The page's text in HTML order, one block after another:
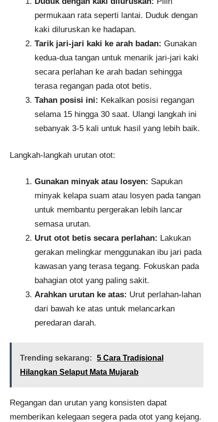
permukaan rata seperti lantai. Duduk dengan
kaki diluruskan ke hadapan.
Tarik jari-jari kaki ke arah badan: Gunakan
kedua-dua tangan untuk menarik jari-jari kaki
secara perlahan ke arah badan sehingga
terasa regangan pada otot betis.
Tahan posisi ini: Kekalkan posisi regangan
selama 15 hingga 30 saat. Ulangi langkah ini
sebanyak 3-5 kali untuk hasil yang lebih baik.
Langkah-langkah urutan otot:
Gunakan minyak atau losyen: Sapukan
minyak kelapa suam atau losyen pada tangan
untuk membantu pergerakan lebih lancar
semasa urutan.
Urut otot betis secara perlahan: Lakukan
gerakan melingkar menggunakan ibu jari pada
kawasan yang terasa tegang. Fokuskan pada
bahagian otot yang paling sakit.
Arahkan urutan ke atas: Urut perlahan-lahan
dari bawah ke atas untuk melancarkan
peredaran darah.
Trending sekarang:
5 Cara Tradisional
Hilangkan Selaput Mata Mujarab
Regangan dan urutan yang konsisten dapat
memberikan kelegaan segera pada otot yang kejang.